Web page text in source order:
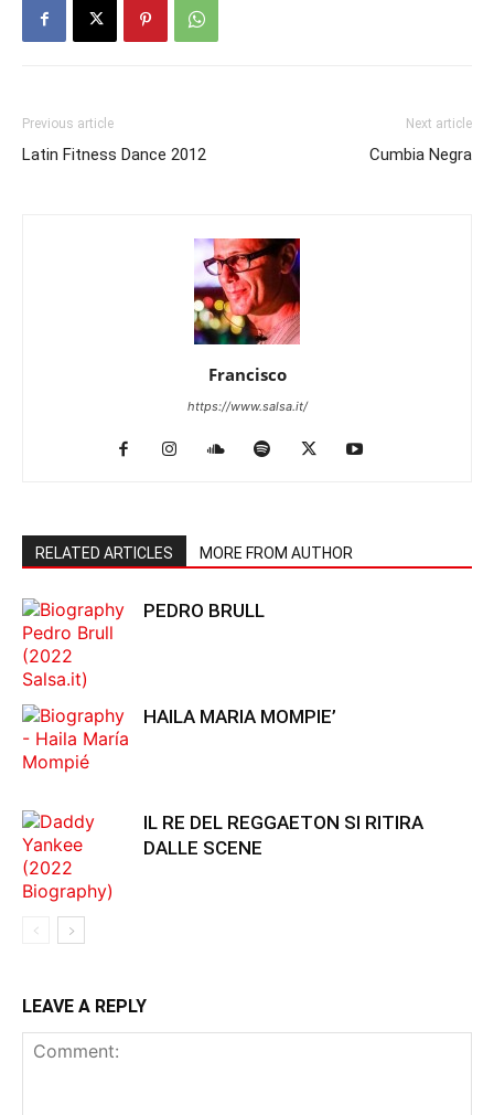
Previous article
Latin Fitness Dance 2012
Next article
Cumbia Negra
Francisco
https://www.salsa.it/
RELATED ARTICLES MORE FROM AUTHOR
PEDRO BRULL
HAILA MARIA MOMPIE’
IL RE DEL REGGAETON SI RITIRA
DALLE SCENE
LEAVE A REPLY